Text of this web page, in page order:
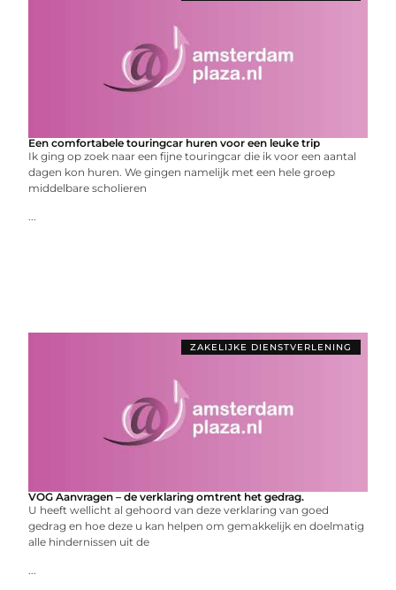
Een comfortabele touringcar huren voor een leuke trip
Ik ging op zoek naar een fijne touringcar die ik voor een aantal
dagen kon huren. We gingen namelijk met een hele groep
middelbare scholieren
...
ZAKELIJKE DIENSTVERLENING
VOG Aanvragen – de verklaring omtrent het gedrag.
U heeft wellicht al gehoord van deze verklaring van goed
gedrag en hoe deze u kan helpen om gemakkelijk en doelmatig
alle hindernissen uit de
...